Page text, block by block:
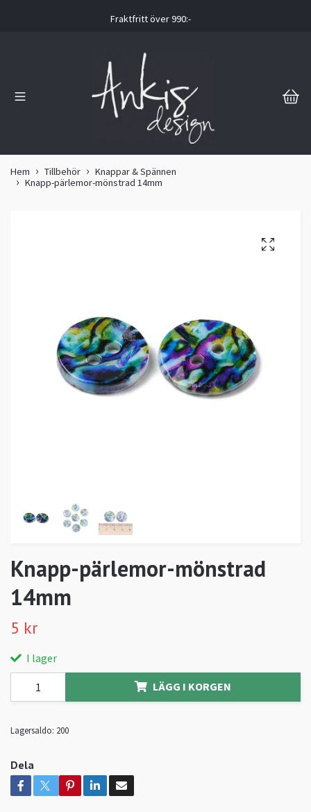
Fraktfritt över 990:-
Hem Tillbehör
Knappar & Spännen
Knapp-pärlemor-mönstrad 14mm
Knapp-pärlemor-mönstrad
14mm
5 kr
I lager
LÄGG I KORGEN
Lagersaldo: 200
Dela